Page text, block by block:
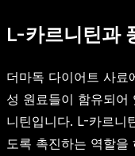
L-카르니틴과
더마독 다이어트 사료
성 원료들이 함유되어
니틴입니다. L-카르니
도록 촉진하는 역할을